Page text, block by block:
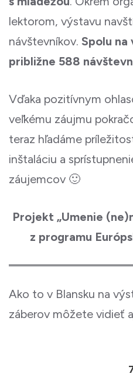
lektorom, výstavu
návštevníkov. Spolu
približne 588
Vďaka pozitívnym
veľkému záujmu
teraz hľadáme
inštaláciu a
záujemcov 🙂
Projekt „Umenie
z programu
Ako to v Blansku na
záberov môžete vidieť